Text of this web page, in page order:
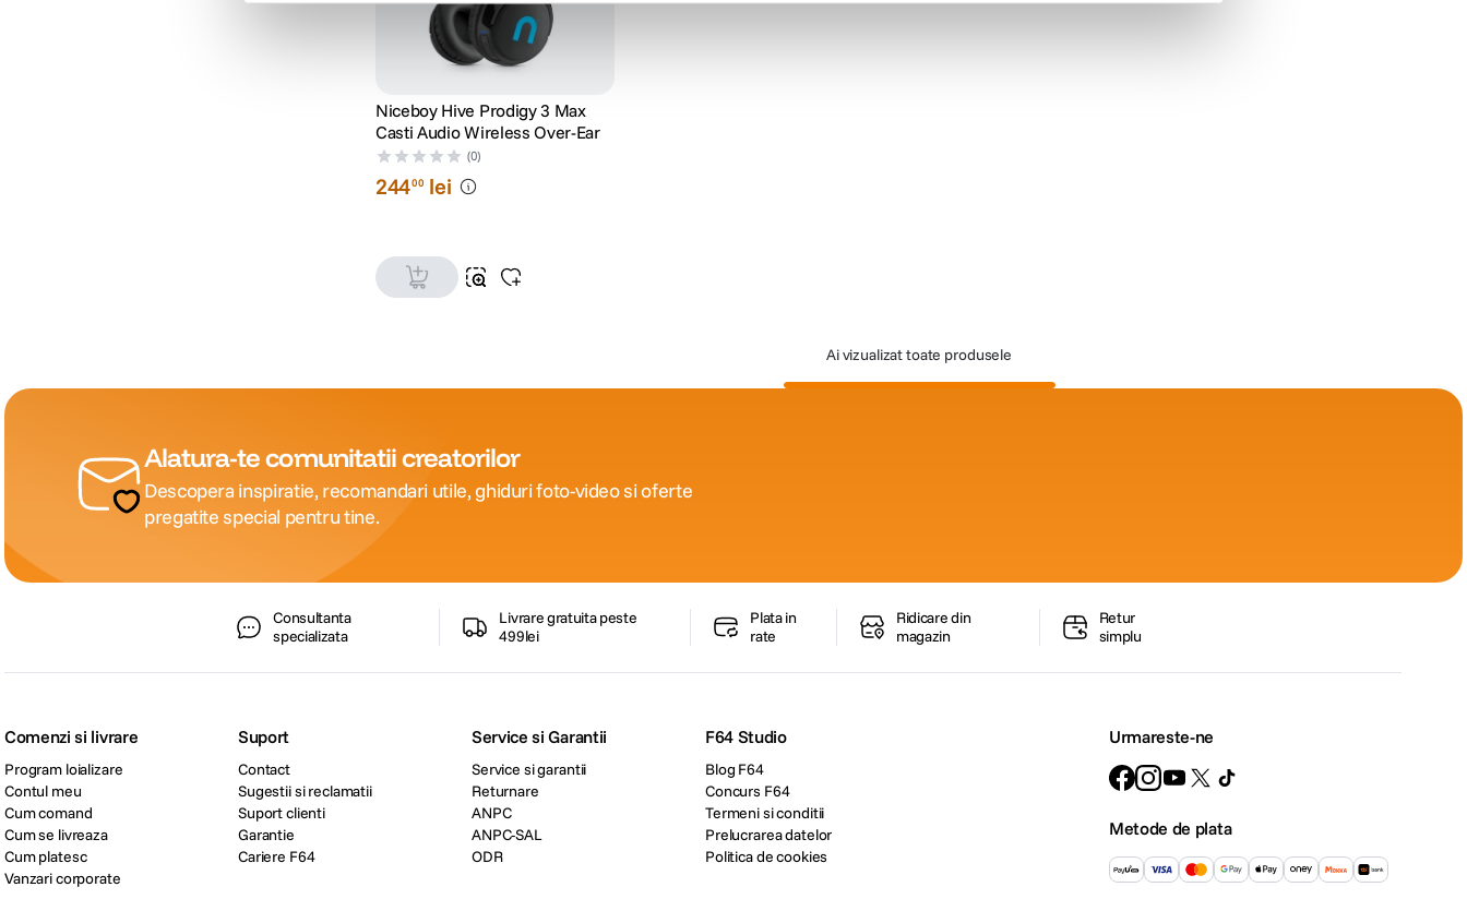
Niceboy Hive Prodigy 3 Max
Casti Audio Wireless Over-Ear
(0)
24400 lei
Ai vizualizat toate produsele
Alatura-te comunitatii creatorilor
Descopera inspiratie, recomandari utile, ghiduri foto-video si oferte
pregatite special pentru tine.
Consultanta
specializata
Livrare gratuita peste
499lei
Plata in
rate
Ridicare din
magazin
Retur
simplu
Comenzi si livrare
Program loializare
Contul meu
Cum comand
Cum se livreaza
Cum platesc
Vanzari corporate
Suport
Contact
Sugestii si reclamatii
Suport clienti
Garantie
Cariere F64
Service si Garantii
Service si garantii
Returnare
ANPC
ANPC-SAL
ODR
F64 Studio
Blog F64
Concurs F64
Termeni si conditii
Prelucrarea datelor
Politica de cookies
Urmareste-ne
Metode de plata